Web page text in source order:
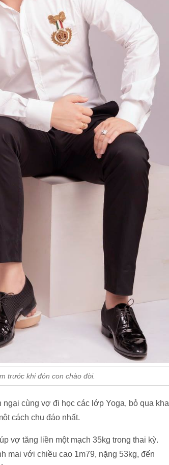
trước khi đón con chào đời.
cùng vợ đi học các lớp Yoga, bỏ qua kha
cách chu đáo nhất.
vợ tăng liền một mạch 35kg trong thai kỳ.
mai với chiều cao 1m79, nặng 53kg, đến